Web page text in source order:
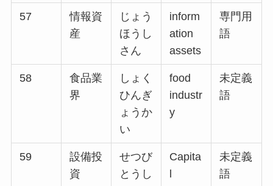
57
情報資
産
じょう
ほうし
さん
inform
ation
assets
専門用
語
58
食品業
界
しょく
ひんぎ
ょうか
い
food
industr
y
未定義
語
59
設備投
資
せつび
とうし
Capita
未定義
語